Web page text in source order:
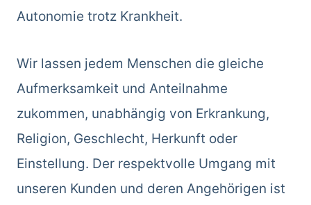
Autonomie trotz Krankheit.
Wir lassen jedem Menschen die gleiche
Aufmerksamkeit und Anteilnahme
zukommen, unabhängig von Erkrankung,
Religion, Geschlecht, Herkunft oder
Einstellung. Der respektvolle Umgang mit
unseren Kunden und deren Angehörigen ist